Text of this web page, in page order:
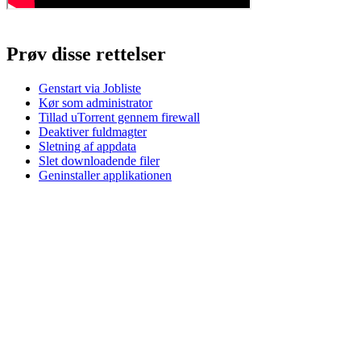
Prøv disse rettelser
Genstart via Jobliste
Kør som administrator
Tillad uTorrent gennem firewall
Deaktiver fuldmagter
Sletning af appdata
Slet downloadende filer
Geninstaller applikationen